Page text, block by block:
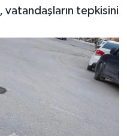
vatandaşların tepkisini